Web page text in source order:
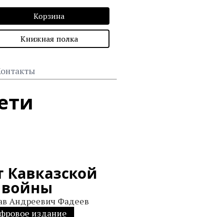
Корзина
Книжная полка
Кавказской
войны
Андреевич Фадеев
издание